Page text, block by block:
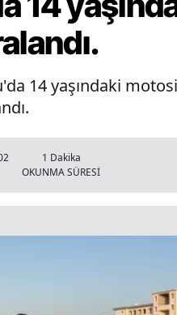
14 yaşındaki
1 Dakika
OKUNMA SÜRESİ